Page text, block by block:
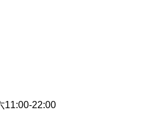
11:00-22:00